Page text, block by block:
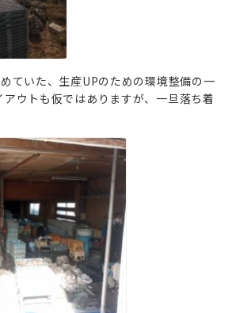
ていた、生産UPのための環境整備の一
ウトも仮ではありますが、一旦落ち着